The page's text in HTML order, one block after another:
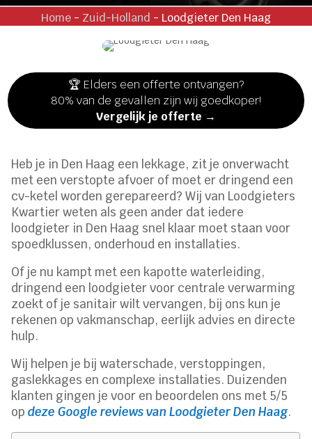
Home- Zuid-Holland - Loodgieter Den Haag
🏆 Elders een offerte ontvangen?
80% van de gevallen zijn wij goedkoper!
Vergelijk je offerte →
Heb je in Den Haag een lekkage, zit je onverwacht
met een verstopte afvoer of moet er dringend een
cv-ketel worden gerepareerd? Wij van Loodgieters
Kwartier weten als geen ander dat iedere
loodgieter in Den Haag snel klaar moet staan voor
spoedklussen, onderhoud en installaties.
Of je nu kampt met een kapotte waterleiding,
dringend een loodgieter voor centrale verwarming
zoekt of je sanitair wilt vervangen, bij ons kun je
rekenen op vakmanschap, eerlijk advies en directe
hulp.
Wij helpen je bij waterschade, verstoppingen,
gaslekkages en complexe installaties. Duizenden
klanten gingen je voor en beoordelen ons met 5/5
opdeze Google reviews van Loodgieter Den Haag.